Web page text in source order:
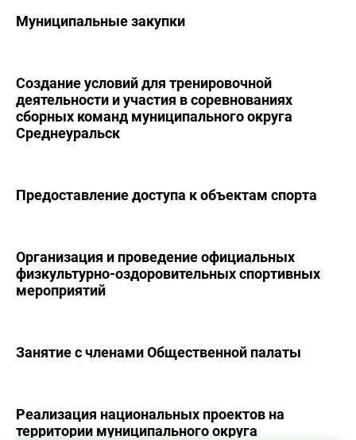
Муниципальные закупки
Создание условий для тренировочной
деятельности и участия в соревнованиях
сборных команд муниципального округа
Среднеуральск
Предоставление доступа к объектам спорта
Организация и проведение официальных
физкультурно-оздоровительных спортивных
мероприятий
Занятие с членами Общественной палаты
Реализация национальных проектов на
территории муниципального округа